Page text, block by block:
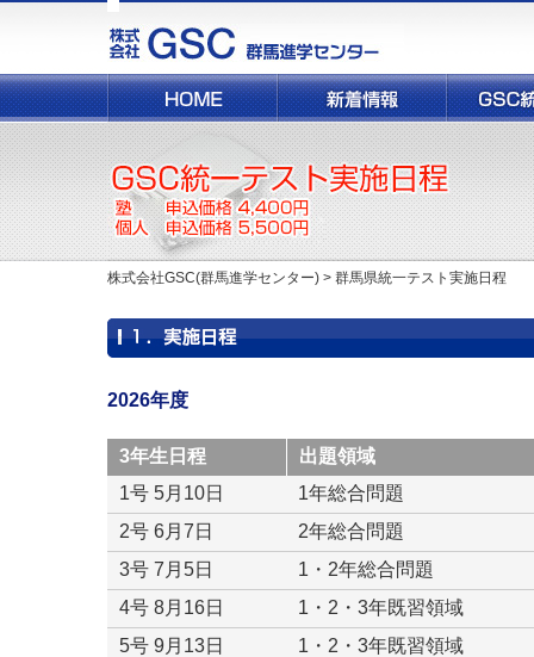
株
式
会
社
GSC(群
馬
進
学
セ
ン
タ
ー)
株式会社GSC(群馬進学センター) > 群馬県統一テスト実施日程
2026年度
3年生日程
出題領域
1号 5月10日
1年総合問題
2号 6月7日
2年総合問題
3号 7月5日
1・2年総合問題
4号 8月16日
1・2・3年既習領域
5号 9月13日
1・2・3年既習領域